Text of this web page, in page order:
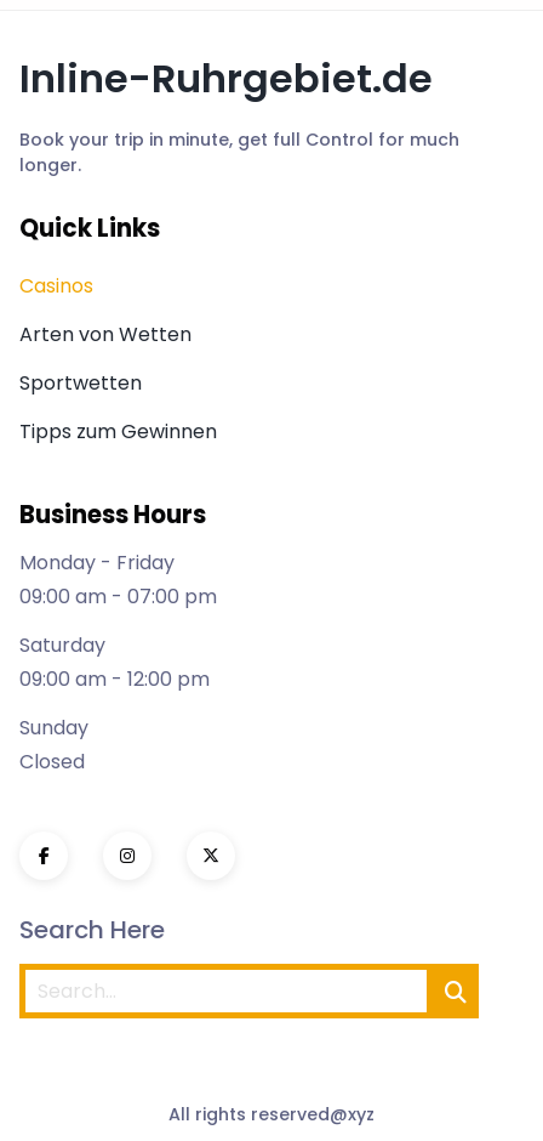
Inline-Ruhrgebiet.de
Book your trip in minute, get full Control for much
longer.
Quick Links
Casinos
Arten von Wetten
Sportwetten
Tipps zum Gewinnen
Business Hours
Monday - Friday
09:00 am - 07:00 pm
Saturday
09:00 am - 12:00 pm
Sunday
Closed
Search Here
All rights reserved@xyz